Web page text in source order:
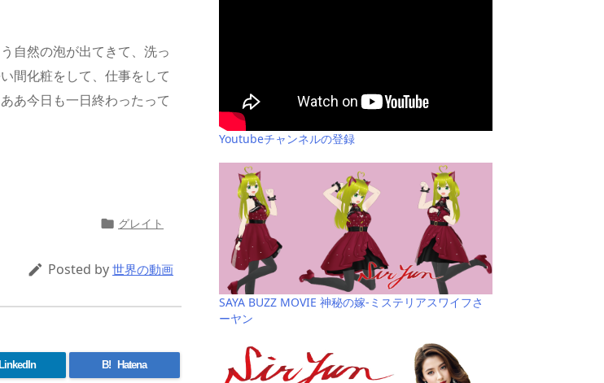
自然の泡が出てきて、洗っ
間化粧をして、仕事をして
あ今日も一日終わったって
 グレイト
 Posted by 世界の動画
LinkedIn B! Hatena
Youtubeチャンネルの登録
SAYA BUZZ MOVIE 神秘の嫁-ミステリアスワイフさ
ーヤン